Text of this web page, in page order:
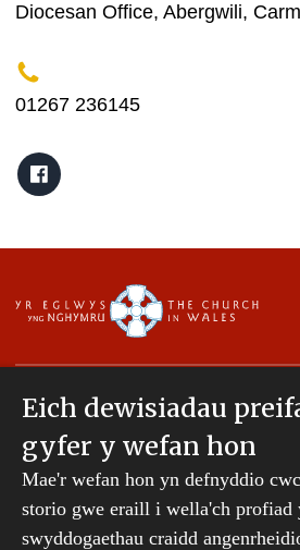
Diocesan Office, Abergwili,
01267 236145
Hawlfraint © 2007-2026
pob hawl.
Mae Bwrdd Cyllid Esgobaeth
sydd wedi'i gofrestru yng
Eich dewisiadau
gyfer y wefan hon
Mae'r wefan hon yn defnyddio
storio gwe eraill i wella'ch
swyddogaethau craidd